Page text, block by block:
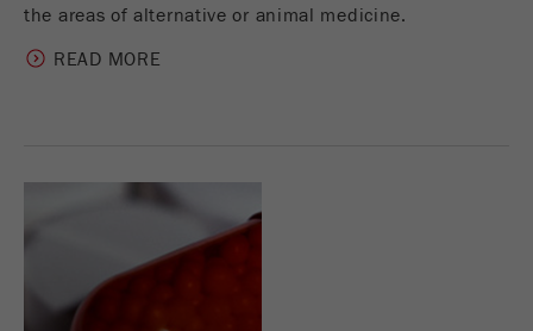
the areas of alternative or animal medicine.
READ MORE